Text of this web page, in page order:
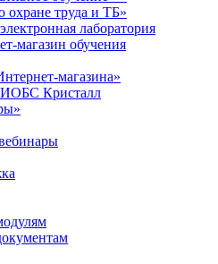
охране труда и ТБ»
лаборатория
магазин обучения
магазина»
Кристалл